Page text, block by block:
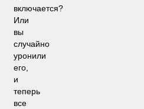
включается?
Или
вы
случайно
уронили
его,
и
теперь
все